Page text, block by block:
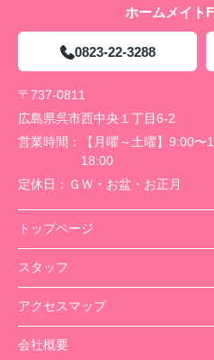
ホームメイト
0823-22-3288
〒737-0811
広島県呉市西中央１丁目6-2
営業時間：
【月曜～土曜】9:00
18:00
定休日： ＧＷ・お盆・お正月
トップページ
スタッフ
アクセスマップ
会社概要